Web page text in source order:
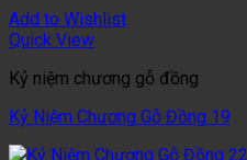
Add to Wishlist
Quick View
Kỷ niệm chương gỗ đồng
Kỷ Niệm Chương Gỗ Đồng 19